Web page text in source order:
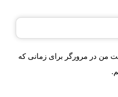
من در مرورگر برای زمانی که